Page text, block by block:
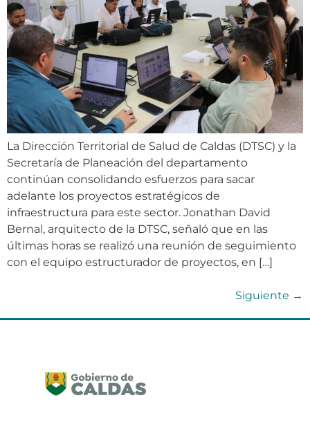
La Dirección Territorial de Salud de Caldas (DTSC) y la
Secretaría de Planeación del departamento
continúan consolidando esfuerzos para sacar
adelante los proyectos estratégicos de
infraestructura para este sector. Jonathan David
Bernal, arquitecto de la DTSC, señaló que en las
últimas horas se realizó una reunión de seguimiento
con el equipo estructurador de proyectos, en […]
Siguiente →